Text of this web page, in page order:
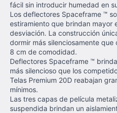
fácil sin introducir humedad en
Los deflectores Spaceframe ™
estiramiento que brindan mayor
desviación. La construcción
dormir más silenciosamente que
8 cm de comodidad.
Deflectores Spaceframe ™
más silencioso que los
Telas Premium 20D reabajan
mínimos.
Las tres capas de película
suspendida brindan un